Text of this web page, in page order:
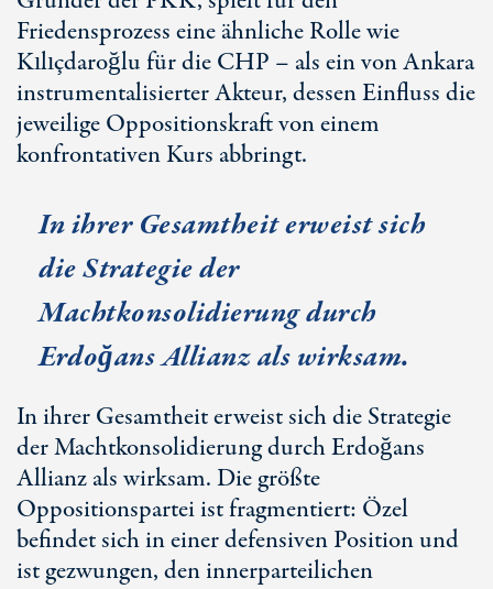
Friedensprozess eine ähnliche Rolle wie
Kılıçdaroğlu für die CHP – als ein von Ankara
instrumentalisierter Akteur, dessen Einfluss die
jeweilige Oppositionskraft von einem
konfrontativen Kurs abbringt.
In ihrer Gesamtheit erweist sich
die Strategie der
Machtkonsolidierung durch
Erdoğans Allianz als wirksam.
In ihrer Gesamtheit erweist sich die Strategie
der Machtkonsolidierung durch Erdoğans
Allianz als wirksam. Die größte
Oppositionspartei ist fragmentiert: Özel
befindet sich in einer defensiven Position und
ist gezwungen, den innerparteilichen